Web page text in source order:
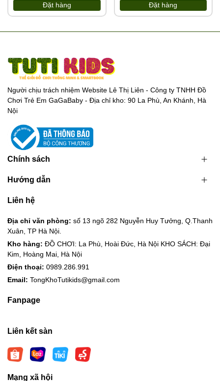
Đặt hàng Đặt hàng
Người chịu trách nhiệm Website Lê Thị Liên - Công ty TNHH Đồ
Chơi Trẻ Em GaGaBaby - Địa chỉ kho: 90 La Phù, An Khánh, Hà
Nội
Chính sách
Hướng dẫn
Liên hệ
Địa chỉ văn phòng: số 13 ngõ 282 Nguyễn Huy Tưởng, Q.Thanh
Xuân, TP Hà Nội.
Kho hàng: ĐỒ CHƠI: La Phù, Hoài Đức, Hà Nội KHO SÁCH: Đại
Kim, Hoàng Mai, Hà Nội
Điện thoại: 0989.286.991
Email: TongKhoTutikids@gmail.com
Fanpage
Liên kết sàn
Mạng xã hội